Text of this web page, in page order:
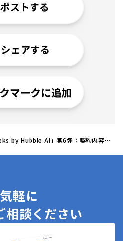
by Hubble AI」第6弾：契約内容を
軽に
相談ください